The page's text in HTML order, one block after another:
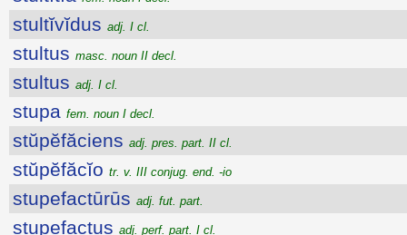
stultĭvĭdus adj. I cl.
stultus masc. noun II decl.
stultus adj. I cl.
stupa fem. noun I decl.
stŭpĕfăciens adj. pres. part. II cl.
stŭpĕfăcĭo tr. v. III conjug. end. -io
stupefactūrūs adj. fut. part.
stupefactus adj. perf. part. I cl.